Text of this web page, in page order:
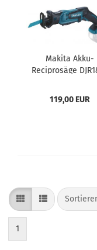
Makita Akku-
Reciprosäge
119,00 EUR
1